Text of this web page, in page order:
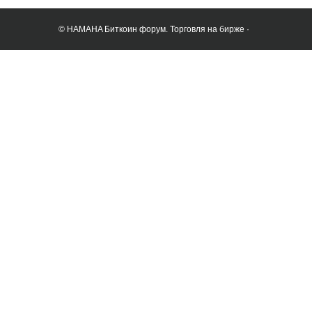
© HAMAHA Биткоин форум. Торговля на бирже ·